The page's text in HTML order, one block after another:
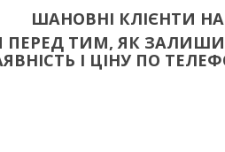
ШАНОВНІ КЛІЄНТИ
ТИМ, ЯК
І ЦІНУ ПО